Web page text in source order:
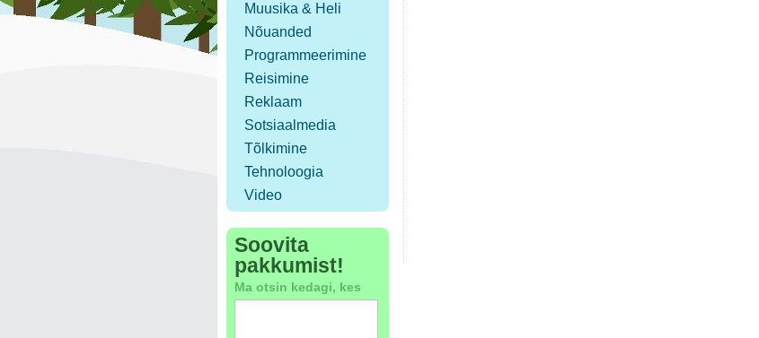
Muusika & Heli
Nõuanded
Programmeerimine
Reisimine
Reklaam
Sotsiaalmedia
Tõlkimine
Tehnoloogia
Video
Soovita
pakkumist!
Ma otsin kedagi, kes